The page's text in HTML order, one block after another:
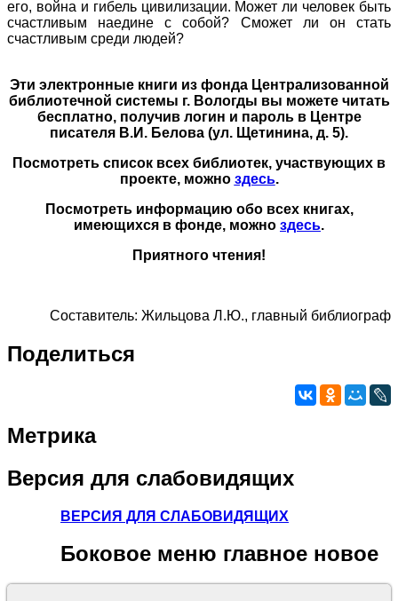
его, война и гибель цивилизации. Может ли человек быть
счастливым наедине с собой? Сможет ли он стать
счастливым среди людей?
Эти электронные книги из фонда Централизованной
библиотечной системы г. Вологды вы можете читать
бесплатно, получив логин и пароль в Центре
писателя В.И. Белова (ул. Щетинина, д. 5).
Посмотреть список всех библиотек, участвующих в
проекте, можно здесь.
Посмотреть информацию обо всех книгах,
имеющихся в фонде, можно здесь.
Приятного чтения!
Составитель: Жильцова Л.Ю., главный библиограф
Поделиться
Метрика
Версия для слабовидящих
ВЕРСИЯ ДЛЯ СЛАБОВИДЯЩИХ
Боковое меню главное новое